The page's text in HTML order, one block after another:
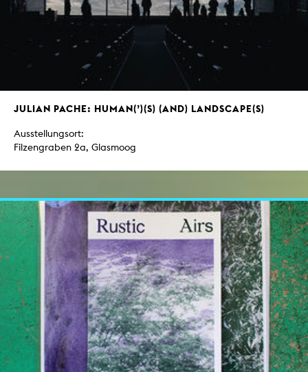
JULIAN PACHE: HUMAN(’)(S) (AND) LANDSCAPE(S)
Ausstellungsort:
Filzengraben 2a, Glasmoog